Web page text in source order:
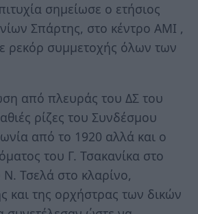
σημείωσε ο ετήσιος
Σπάρτης, στο κέντρο ΑΜΙ ,
ρεκόρ συμμετοχής όλων των
από πλευράς του ΔΣ του
ρίζες του Συνδέσμου
από το 1920 αλλά και ο
του Γ. Τσακανίκα στο
Ν. Τσελά στο κλαρίνο,
και της ορχήστρας των δικών